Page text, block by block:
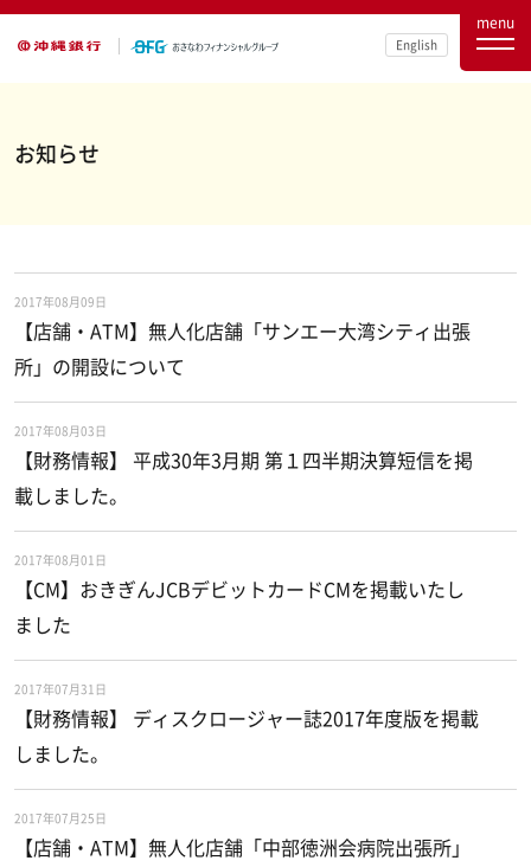
English
menu
お知らせ
2017年08月09日
【店舗・ATM】無人化店舗「サンエー大湾シティ出張
所」の開設について
2017年08月03日
【財務情報】 平成30年3月期 第１四半期決算短信を掲
載しました。
2017年08月01日
【CM】おきぎんJCBデビットカードCMを掲載いたし
ました
2017年07月31日
【財務情報】 ディスクロージャー誌2017年度版を掲載
しました。
2017年07月25日
【店舗・ATM】無人化店舗「中部徳洲会病院出張所」